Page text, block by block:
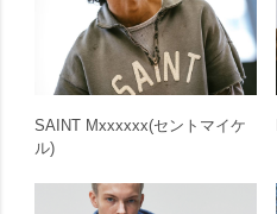
SAINT Mxxxxxx(セントマイケ
ル)